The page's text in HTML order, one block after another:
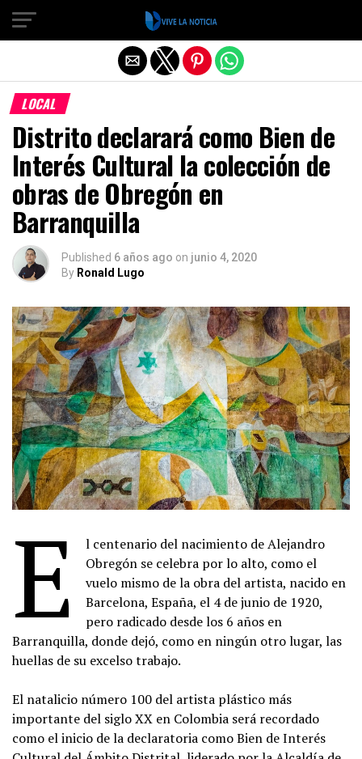
LOCAL
Distrito declarará como Bien de
Interés Cultural la colección de
obras de Obregón en
Barranquilla
Published 6 años ago on junio 4, 2020
By Ronald Lugo
E
l centenario del nacimiento de Alejandro
Obregón se celebra por lo alto, como el
vuelo mismo de la obra del artista, nacido en
Barcelona, España, el 4 de junio de 1920,
pero radicado desde los 6 años en
Barranquilla, donde dejó, como en ningún otro lugar, las
huellas de su excelso trabajo.
El natalicio número 100 del artista plástico más
importante del siglo XX en Colombia será recordado
como el inicio de la declaratoria como Bien de Interés
Salir de la versión móvil